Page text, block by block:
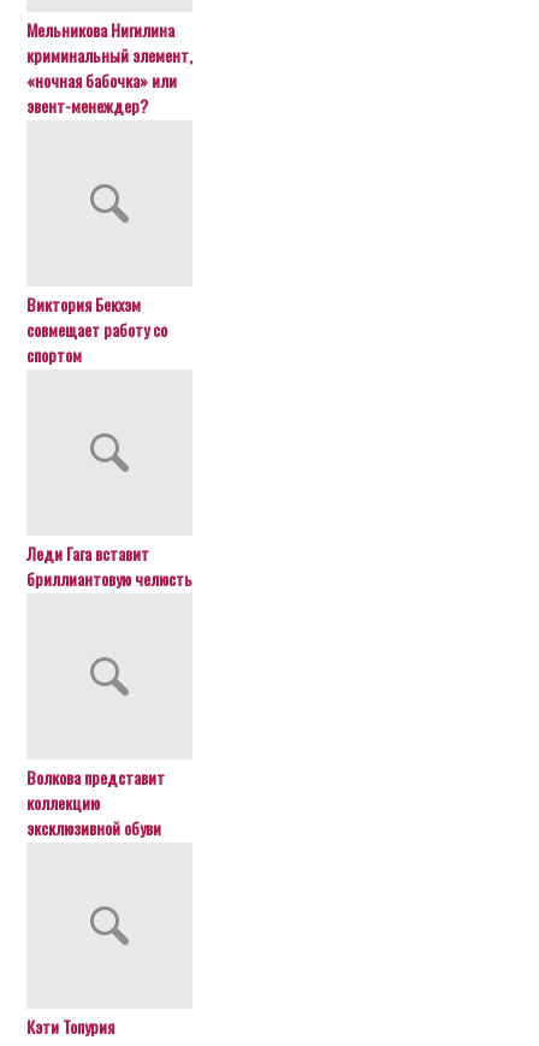
Мельникова Нигилина
криминальный элемент,
«ночная бабочка» или
эвент-менеждер?
Виктория Бекхэм
совмещает работу со
спортом
Леди Гага вставит
бриллиантовую челюсть
Волкова представит
коллекцию
эксклюзивной обуви
Кэти Топурия